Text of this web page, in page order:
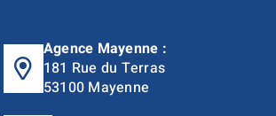
Agence Mayenne :
181 Rue du Terras
53100 Mayenne